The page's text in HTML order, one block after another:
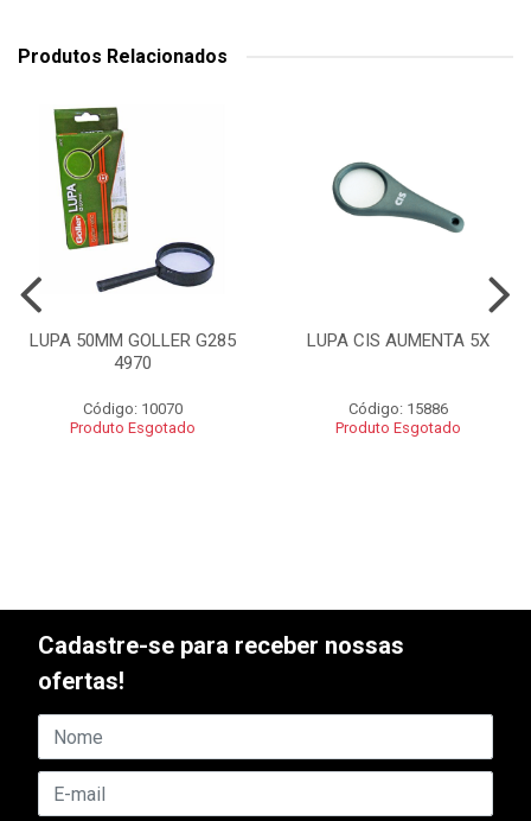
Produtos Relacionados
LUPA 50MM GOLLER G285
4970
Código: 10070
Produto Esgotado
LUPA CIS AUMENTA 5X
Código: 15886
Produto Esgotado
Cadastre-se para receber nossas
ofertas!